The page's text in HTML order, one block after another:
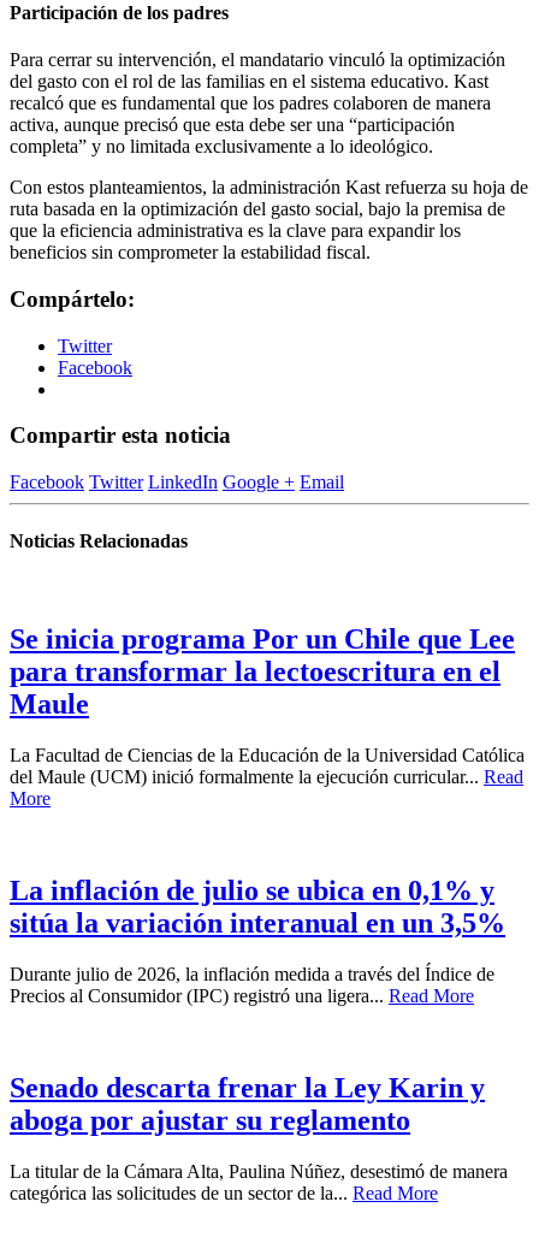
Participación de los padres
Para cerrar su intervención, el mandatario vinculó la optimización
del gasto con el rol de las familias en el sistema educativo. Kast
recalcó que es fundamental que los padres colaboren de manera
activa, aunque precisó que esta debe ser una “participación
completa” y no limitada exclusivamente a lo ideológico.
Con estos planteamientos, la administración Kast refuerza su hoja de
ruta basada en la optimización del gasto social, bajo la premisa de
que la eficiencia administrativa es la clave para expandir los
beneficios sin comprometer la estabilidad fiscal.
Compártelo:
Twitter
Facebook
Compartir esta noticia
Facebook Twitter LinkedIn Google + Email
Noticias Relacionadas
Se inicia programa Por un Chile que Lee
para transformar la lectoescritura en el
Maule
La Facultad de Ciencias de la Educación de la Universidad Católica
del Maule (UCM) inició formalmente la ejecución curricular... Read
More
La inflación de julio se ubica en 0,1% y
sitúa la variación interanual en un 3,5%
Durante julio de 2026, la inflación medida a través del Índice de
Precios al Consumidor (IPC) registró una ligera... Read More
Senado descarta frenar la Ley Karin y
aboga por ajustar su reglamento
La titular de la Cámara Alta, Paulina Núñez, desestimó de manera
categórica las solicitudes de un sector de la... Read More